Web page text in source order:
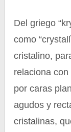
Del griego
como
cristalino,
relaciona
por caras
agudos y
cristalinas,